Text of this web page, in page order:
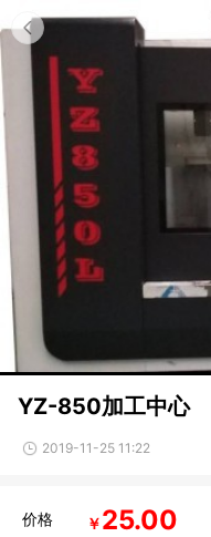
YZ-850加工中心
2019-11-25 11:22
价格 ￥25.00